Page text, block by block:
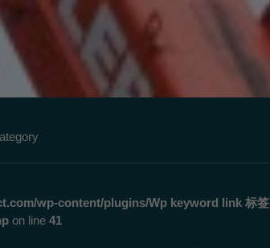
wp-content/plugins/Wp keyword link 标签
on line 41